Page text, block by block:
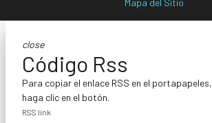
Mapa del Sitio
close
Código Rss
Para copiar el enlace RSS en el portapapeles,
haga clic en el botón.
RSS link